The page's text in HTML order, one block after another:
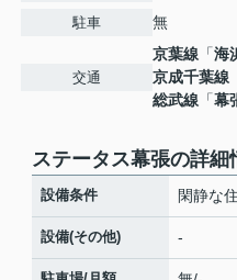
駐車 無
交通
京葉線 「海
京成千葉線
総武線 「幕
ステータス幕張の詳細
設備条件 閑静な
設備(その他) -